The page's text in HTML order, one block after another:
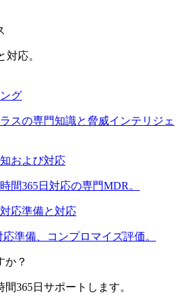
対応。
グ
スの専門知識と脅威インテリジェ
および対応
間365日対応の専門MDR。
応準備と対応
準備、コンプロマイズ評価。
か？
365日サポートします。